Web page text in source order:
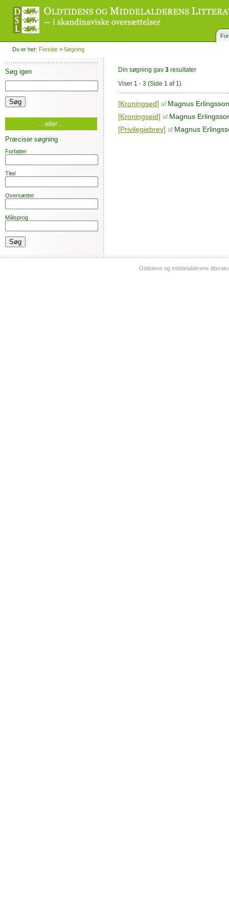
Du er her: Forside > Søgning
Søg igen
... eller ...
Præciser søgning
Forfatter
Titel
Oversætter
Målsprog
Din søgning gav 3 resultater
Viser 1 - 3 (Side 1 af 1)
[Kroningsed] af Magnus Erlingsson
[Kroningseid] af Magnus
[Privilegiebrev] af Magnus
Oldtidens og middelalderens